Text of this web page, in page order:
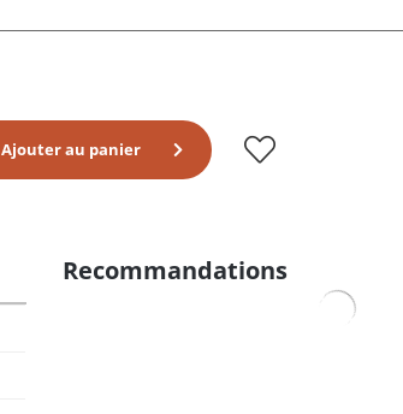
Ajouter au panier
Recommandations